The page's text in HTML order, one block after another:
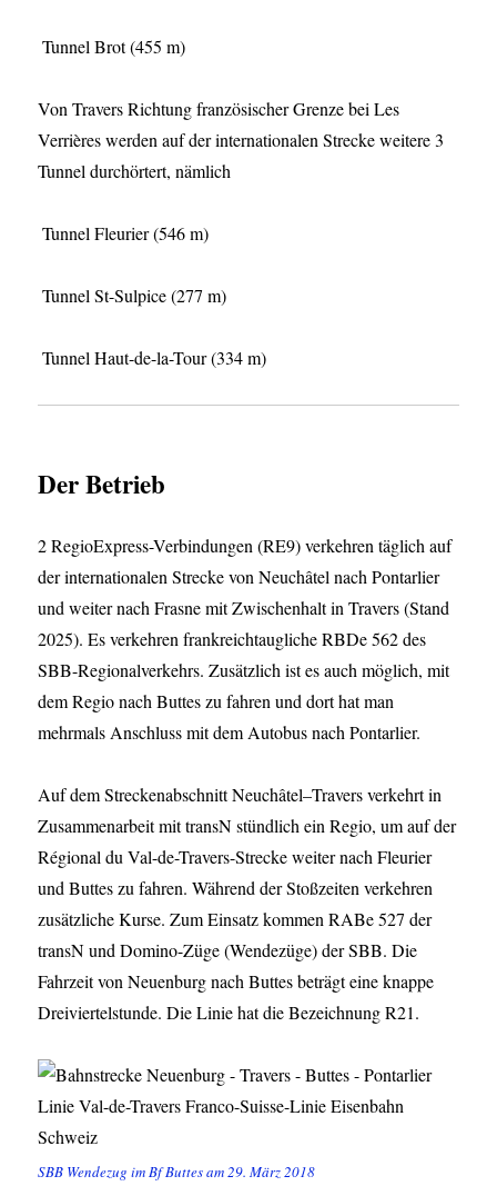
Tunnel Brot (455 m)
Von Travers Richtung französischer Grenze bei Les
Verrières werden auf der internationalen Strecke weitere 3
Tunnel durchörtert, nämlich
Tunnel Fleurier (546 m)
Tunnel St-Sulpice (277 m)
Tunnel Haut-de-la-Tour (334 m)
Der Betrieb
2 RegioExpress-Verbindungen (RE9) verkehren täglich auf
der internationalen Strecke von Neuchâtel nach Pontarlier
und weiter nach Frasne mit Zwischenhalt in Travers (Stand
2025). Es verkehren frankreichtaugliche RBDe 562 des
SBB-Regionalverkehrs. Zusätzlich ist es auch möglich, mit
dem Regio nach Buttes zu fahren und dort hat man
mehrmals Anschluss mit dem Autobus nach Pontarlier.
Auf dem Streckenabschnitt Neuchâtel–Travers verkehrt in
Zusammenarbeit mit transN stündlich ein Regio, um auf der
Régional du Val-de-Travers-Strecke weiter nach Fleurier
und Buttes zu fahren. Während der Stoßzeiten verkehren
zusätzliche Kurse. Zum Einsatz kommen RABe 527 der
transN und Domino-Züge (Wendezüge) der SBB. Die
Fahrzeit von Neuenburg nach Buttes beträgt eine knappe
Dreiviertelstunde. Die Linie hat die Bezeichnung R21.
SBB Wendezug im Bf Buttes am 29. März 2018